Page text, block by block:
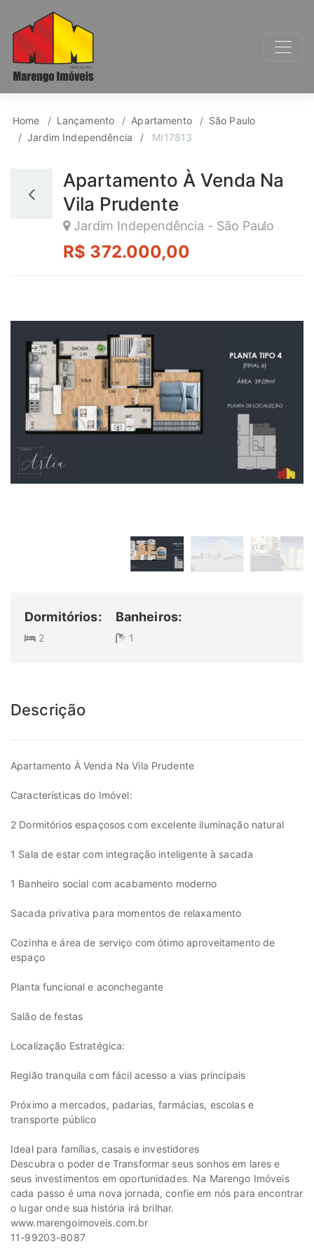
Apartamento para
Home Lançamento Apartamento
São Paulo
Jardim Independência
MI17813
Apartamento À Venda Na
Vila Prudente
Jardim Independência - São Paulo
R$ 372.000,00
Dormitórios:
2
Banheiros:
1
Descrição
Apartamento À Venda Na Vila Prudente
Características do Imóvel:
2 Dormitórios espaçosos com excelente iluminação natural
1 Sala de estar com integração inteligente à sacada
1 Banheiro social com acabamento moderno
Sacada privativa para momentos de relaxamento
Cozinha e área de serviço com ótimo aproveitamento de
espaço
Planta funcional e aconchegante
Salão de festas
Localização Estratégica:
Região tranquila com fácil acesso a vias principais
Próximo a mercados, padarias, farmácias, escolas e
transporte público
Ideal para famílias, casais e investidores
Descubra o poder de Transformar seus sonhos em lares e
seus investimentos em oportunidades. Na Marengo Imóveis
cada passo é uma nova jornada, confie em nós para encontrar
o lugar onde sua história irá brilhar.
www.marengoimoveis.com.br
11-99203-8087